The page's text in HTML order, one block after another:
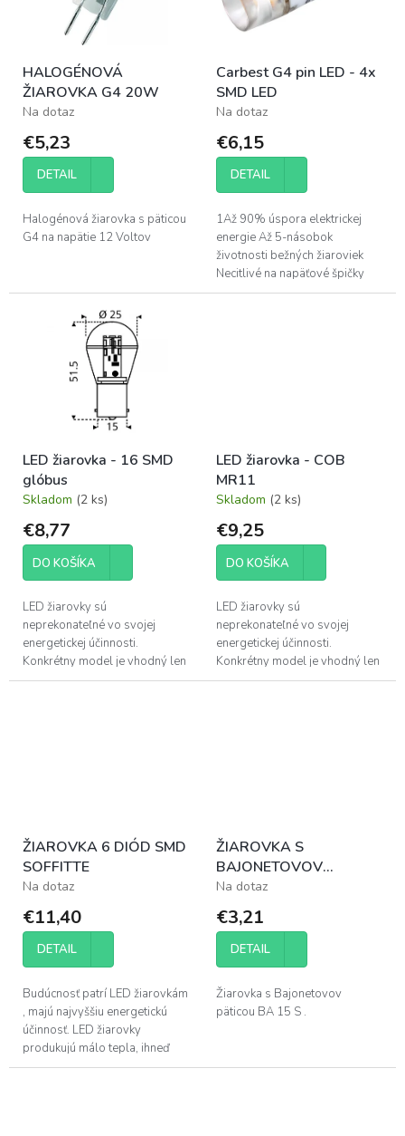
o
vd
u
k
t
o
HALOGÉNOVÁ
ŽIAROVKA G4 20W
Na dotaz
€5,23
DETAIL
Halogénová žiarovka s päticou
G4 na napätie 12 Voltov
Carbest G4 pin LED - 4x
SMD LED
Na dotaz
€6,15
DETAIL
1Až 90% úspora elektrickej
energie Až 5-násobok
životnosti bežných žiaroviek
Necitlivé na napäťové špičky
(10 - 30 voltov) Určené na
LED žiarovka - 16 SMD
glóbus
Skladom (2 ks)
€8,77
DO KOŠÍKA
LED žiarovky sú
neprekonateľné vo svojej
energetickej účinnosti.
Konkrétny model je vhodný len
na osvetlenie interiéru v
LED žiarovka - COB
MR11
Skladom (2 ks)
€9,25
DO KOŠÍKA
LED žiarovky sú
neprekonateľné vo svojej
energetickej účinnosti.
Konkrétny model je vhodný len
na osvetlenie interiéru v
ŽIAROVKA 6 DIÓD SMD
SOFFITTE
Na dotaz
€11,40
DETAIL
Budúcnosť patrí LED žiarovkám
, majú najvyššiu energetickú
účinnosť. LED žiarovky
produkujú málo tepla, ihneď
ponúkajú 100% výkonnosť ,
ŽIAROVKA S
BAJONETOVOV
PÄTICOU 21 WATT
Na dotaz
€3,21
DETAIL
Žiarovka s Bajonetovov
päticou BA 15 S .